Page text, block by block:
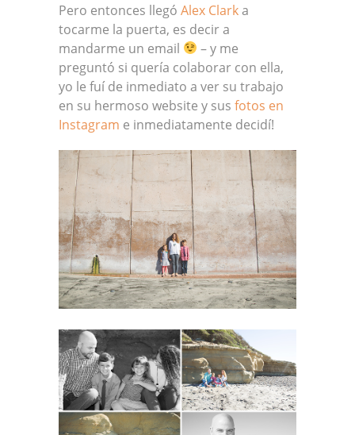
Pero entonces llegó Alex Clarka
tocarme la puerta, es decir a
mandarme un email
– y me
preguntó si quería colaborar con ella,
yo le fuí de inmediato a ver su trabajo
en su hermoso website y sus fotos en
Instagram e inmediatamente decidí!